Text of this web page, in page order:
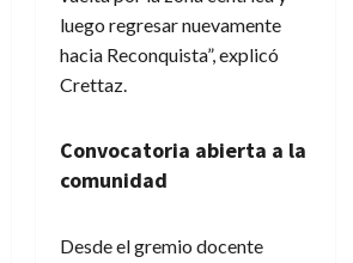
luego regresar nuevamente
hacia Reconquista”, explicó
Crettaz.
Convocatoria abierta a la
comunidad
Desde el gremio docente